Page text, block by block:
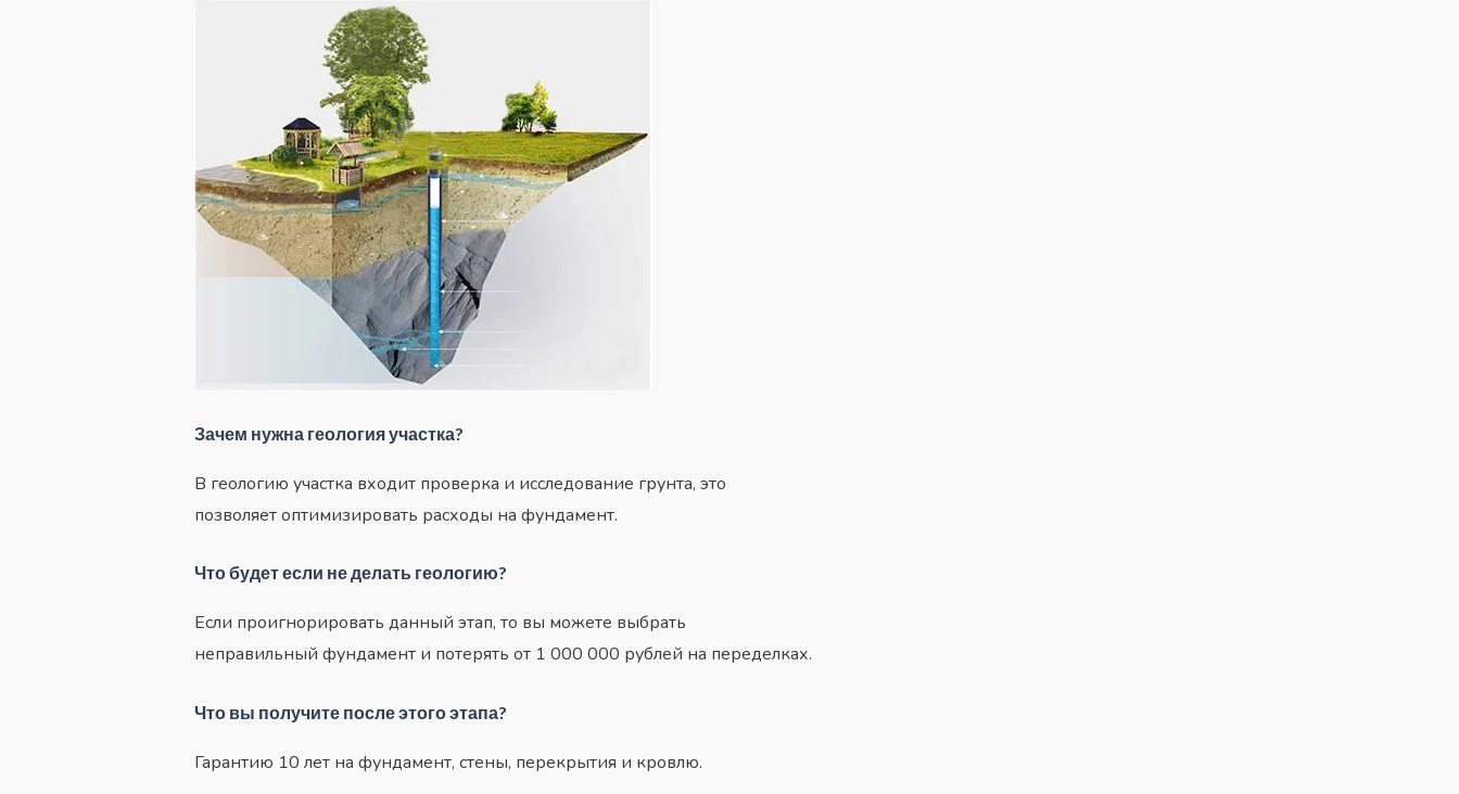
Зачем нужна геология участка?
В геологию участка входит проверка и исследование грунта, это
позволяет оптимизировать расходы на фундамент.
Что будет если не делать геологию?
Если проигнорировать данный этап, то вы можете выбрать
неправильный фундамент и потерять от 1 000 000 рублей на переделках.
Что вы получите после этого этапа?
Гарантию 10 лет на фундамент, стены, перекрытия и кровлю.